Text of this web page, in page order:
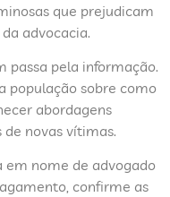
que prejudicam
advocacia.
passa pela informação.
população sobre como
abordagens
de novas vítimas.
em nome de advogado
confirme as